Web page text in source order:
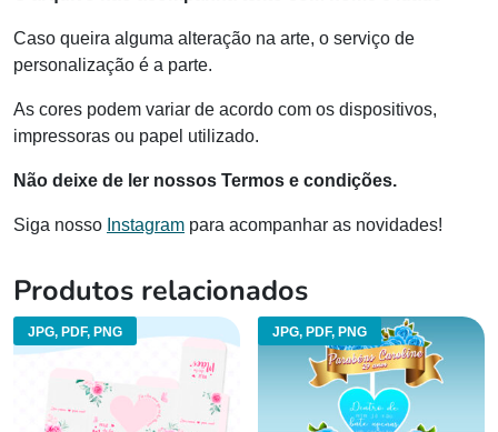
Caso queira alguma alteração na arte, o serviço de
personalização é a parte.
As cores podem variar de acordo com os dispositivos,
impressoras ou papel utilizado.
Não deixe de ler nossos Termos e condições.
Siga nosso Instagram para acompanhar as novidades!
Produtos relacionados
JPG, PDF, PNG JPG, PDF, PNG